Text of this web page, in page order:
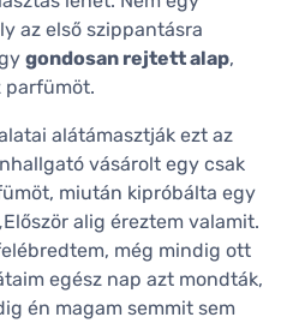
az első szippantásra
gondosan rejtett alap,
parfümöt.
alátámasztják ezt az
vásárolt egy csak
miután kipróbálta egy
alig éreztem valamit.
még mindig ott
egész nap azt mondták,
én magam semmit sem